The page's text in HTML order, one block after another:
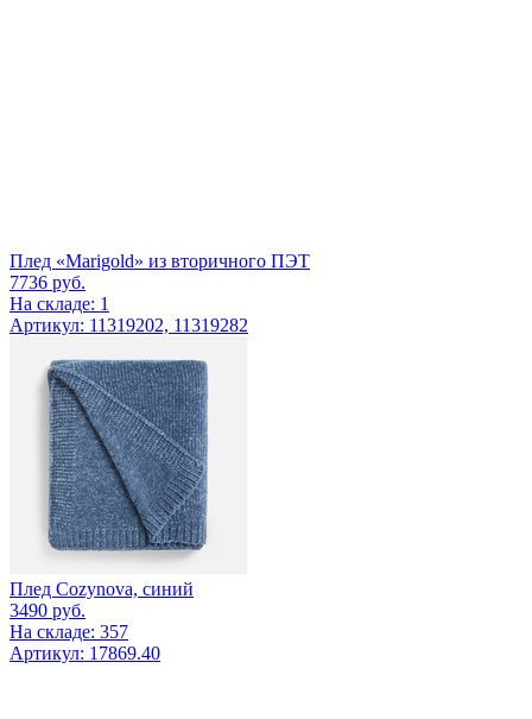
Плед «Marigold» из вторичного ПЭТ
7736 руб.
На складе: 1
Артикул: 11319202, 11319282
Плед Cozynova, синий
3490 руб.
На складе: 357
Артикул: 17869.40